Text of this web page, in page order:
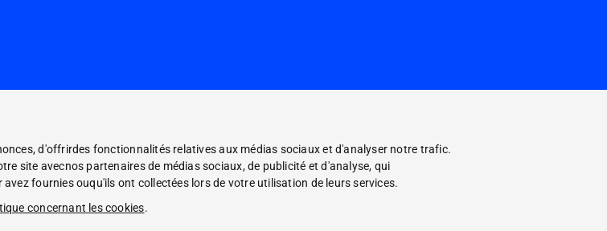
d'offrirdes fonctionnalités relatives aux médias sociaux et d'analyser notre trafic.
site avecnos partenaires de médias sociaux, de publicité et d'analyse, qui
fournies ouqu'ils ont collectées lors de votre utilisation de leurs services.
concernant les cookies.